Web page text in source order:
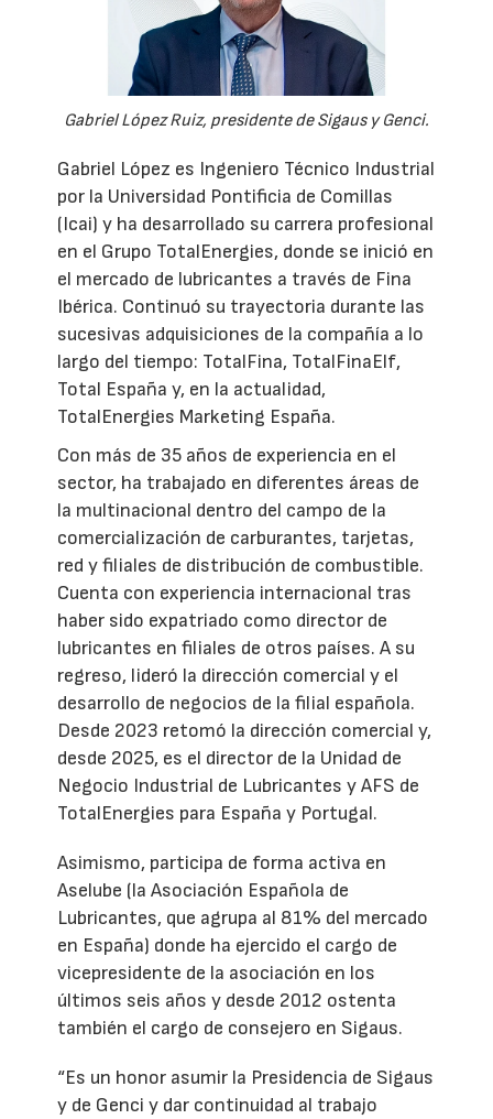
Gabriel López Ruiz, presidente de Sigaus y Genci.
Gabriel López es Ingeniero Técnico Industrial
por la Universidad Pontificia de Comillas
(Icai) y ha desarrollado su carrera profesional
en el Grupo TotalEnergies, donde se inició en
el mercado de lubricantes a través de Fina
Ibérica. Continuó su trayectoria durante las
sucesivas adquisiciones de la compañía a lo
largo del tiempo: TotalFina, TotalFinaElf,
Total España y, en la actualidad,
TotalEnergies Marketing España.
Con más de 35 años de experiencia en el
sector, ha trabajado en diferentes áreas de
la multinacional dentro del campo de la
comercialización de carburantes, tarjetas,
red y filiales de distribución de combustible.
Cuenta con experiencia internacional tras
haber sido expatriado como director de
lubricantes en filiales de otros países. A su
regreso, lideró la dirección comercial y el
desarrollo de negocios de la filial española.
Desde 2023 retomó la dirección comercial y,
desde 2025, es el director de la Unidad de
Negocio Industrial de Lubricantes y AFS de
TotalEnergies para España y Portugal.
Asimismo, participa de forma activa en
Aselube (la Asociación Española de
Lubricantes, que agrupa al 81% del mercado
en España) donde ha ejercido el cargo de
vicepresidente de la asociación en los
últimos seis años y desde 2012 ostenta
también el cargo de consejero en Sigaus.
“Es un honor asumir la Presidencia de Sigaus
y de Genci y dar continuidad al trabajo